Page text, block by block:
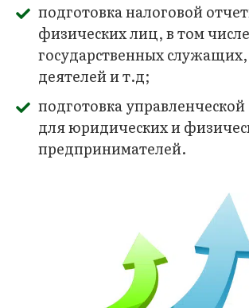
подготовка налоговой
физических лиц, в том
государственных
деятелей и т.д;
подготовка
для юридических и
предпринимателей.